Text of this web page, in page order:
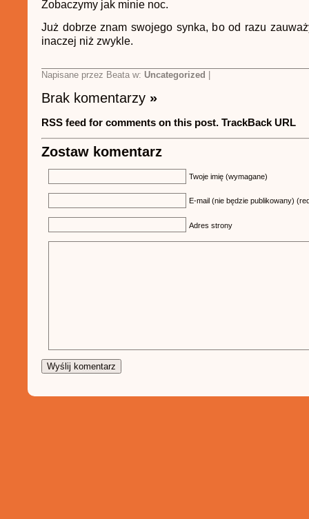
Zobaczymy jak minie noc.
Już dobrze znam swojego synka, bo od razu
inaczej niż zwykle.
Napisane przez Beata w: Uncategorized
Brak komentarzy »
RSS feed for comments on this post. TrackBack URL
Zostaw komentarz
Twoje imię (wymagane)
E-mail (nie będzie publikowany)
Adres strony